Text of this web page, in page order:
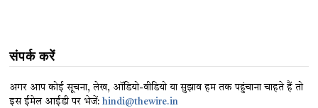
संपर्क करें
अगर आप कोई सूचना, लेख, ऑडियो-वीडियो या सुझाव हम तक पहुंचाना चाहते हैं तो
इस ईमेल आईडी पर भेजें:hindi@thewire.in